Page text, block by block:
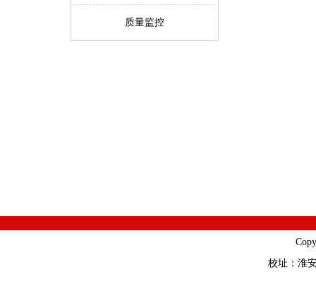
质量监控
校址：淮